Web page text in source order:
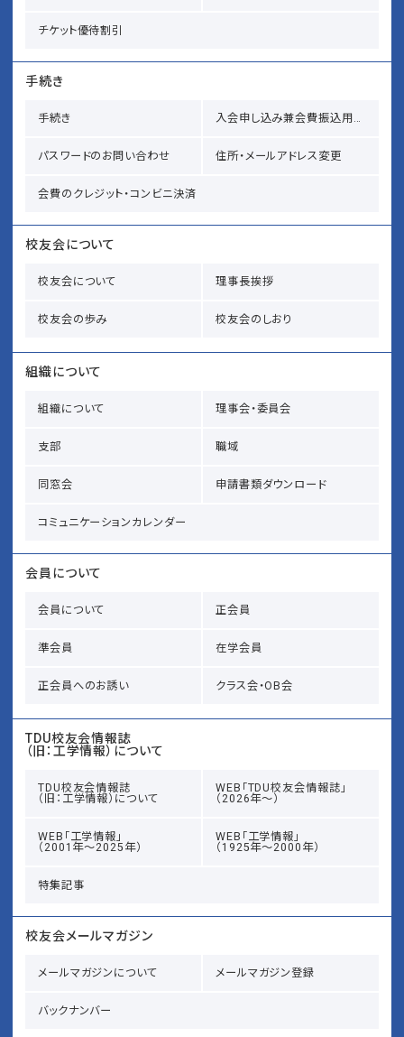
チケット優待割引
手続き
手続き 入会申し込み兼会費振込用紙請求
パスワードのお問い合わせ 住所・メールアドレス変更
会費のクレジット・コンビニ決済
校友会について
校友会について 理事長挨拶
校友会の歩み 校友会のしおり
組織について
組織について 理事会・委員会
支部 職域
同窓会 申請書類ダウンロード
コミュニケーションカレンダー
会員について
会員について 正会員
準会員 在学会員
正会員へのお誘い クラス会・OB会
TDU校友会情報誌
（旧：工学情報）について
TDU校友会情報誌
（旧：工学情報）について
WEB「TDU校友会情報誌」
（2026年～）
WEB「工学情報」
（2001年～2025年）
WEB「工学情報」
（1925年～2000年）
特集記事
校友会メールマガジン
メールマガジンについて メールマガジン登録
バックナンバー